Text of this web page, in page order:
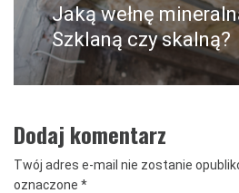
Następny
post:
Jaką wełnę
Szklaną czy skalną?
Dodaj komentarz
Twój adres e-mail nie zostanie
oznaczone *